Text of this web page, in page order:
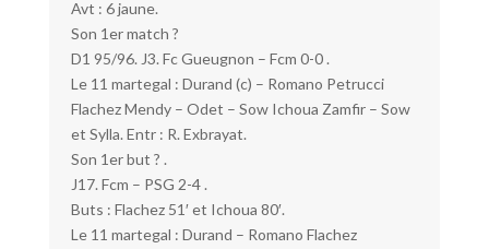
Avt : 6 jaune.
Son 1er match ?
D1 95/96. J3. Fc Gueugnon – Fcm 0-0 .
Le 11 martegal : Durand (c) – Romano Petrucci
Flachez Mendy – Odet – Sow Ichoua Zamfir – Sow
et Sylla. Entr : R. Exbrayat.
Son 1er but ? .
J17. Fcm – PSG 2-4 .
Buts : Flachez 51′ et Ichoua 80′.
Le 11 martegal : Durand – Romano Flachez